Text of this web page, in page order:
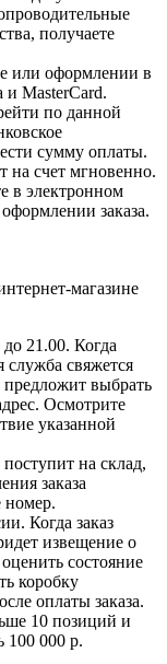
получаете
или оформлении в
и MasterCard.
по данной
сумму оплаты.
на счет мгновенно.
в электронном
заказа.
магазине
до 21.00. Когда
служба свяжется
предложит выбрать
Осмотрите
указанной
на склад,
заказа
номер.
Когда заказ
извещение о
состояние
коробку
оплаты заказа.
10 позиций и
100 000 р.